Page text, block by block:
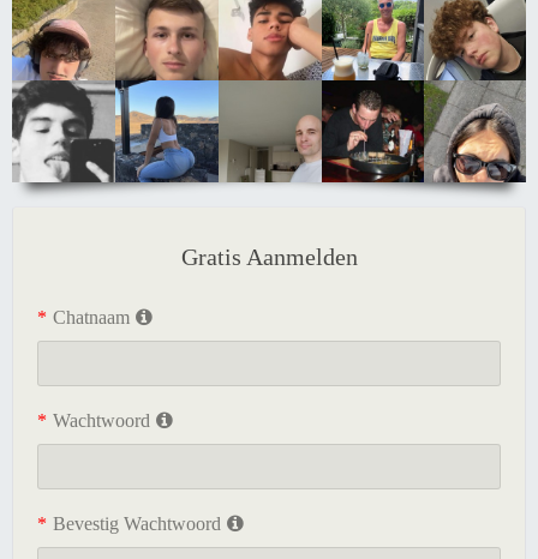
Gratis Aanmelden
* Chatnaam
* Wachtwoord
* Bevestig Wachtwoord